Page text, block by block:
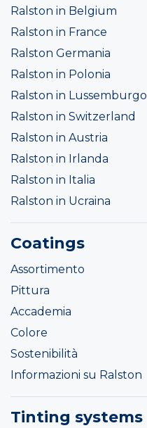
Ralston in Belgium
Ralston in France
Ralston Germania
Ralston in Polonia
Ralston in Lussemburgo
Ralston in Switzerland
Ralston in Austria
Ralston in Irlanda
Ralston in Italia
Ralston in Ucraina
Coatings
Assortimento
Pittura
Accademia
Colore
Sostenibilità
Informazioni su Ralston
Tinting systems